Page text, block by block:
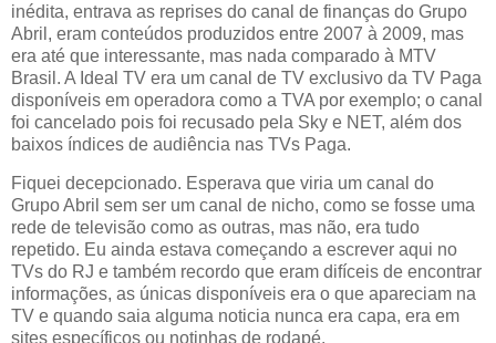
inédita, entrava as reprises do canal de finanças do Grupo
Abril, eram conteúdos produzidos entre 2007 à 2009, mas
era até que interessante, mas nada comparado à MTV
Brasil. A Ideal TV era um canal de TV exclusivo da TV Paga
disponíveis em operadora como a TVA por exemplo; o canal
foi cancelado pois foi recusado pela Sky e NET, além dos
baixos índices de audiência nas TVs Paga.
Fiquei decepcionado. Esperava que viria um canal do
Grupo Abril sem ser um canal de nicho, como se fosse uma
rede de televisão como as outras, mas não, era tudo
repetido. Eu ainda estava começando a escrever aqui no
TVs do RJ e também recordo que eram difíceis de encontrar
informações, as únicas disponíveis era o que apareciam na
TV e quando saia alguma noticia nunca era capa, era em
sites específicos ou notinhas de rodapé.